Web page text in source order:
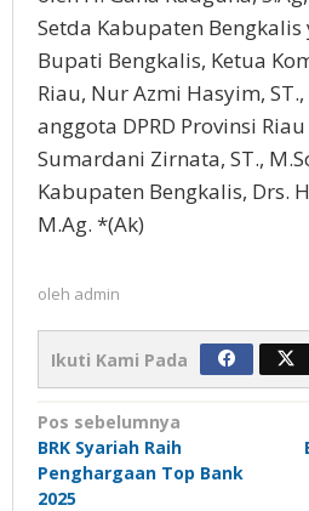
Setda Kabupaten
Bupati Bengkalis, Ketua
Riau, Nur Azmi Hasyim,
anggota DPRD Provinsi
Sumardani Zirnata, ST.,
Kabupaten Bengkalis, Drs.
M.Ag. *(Ak)
oleh admin
Ikuti Kami Pada
Navigasi
pos
Pos sebelumnya
BRK Syariah Raih
Penghargaan Top Bank
2025